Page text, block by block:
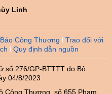
Linh
Công Thương
Trao đổi với
Quy định dẫn nguồn
số 276/GP-BTTTT do Bộ
04/8/2023
Công Thương, số 655 Phạm